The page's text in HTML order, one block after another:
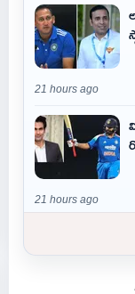
21 hours ago
21 hours ago